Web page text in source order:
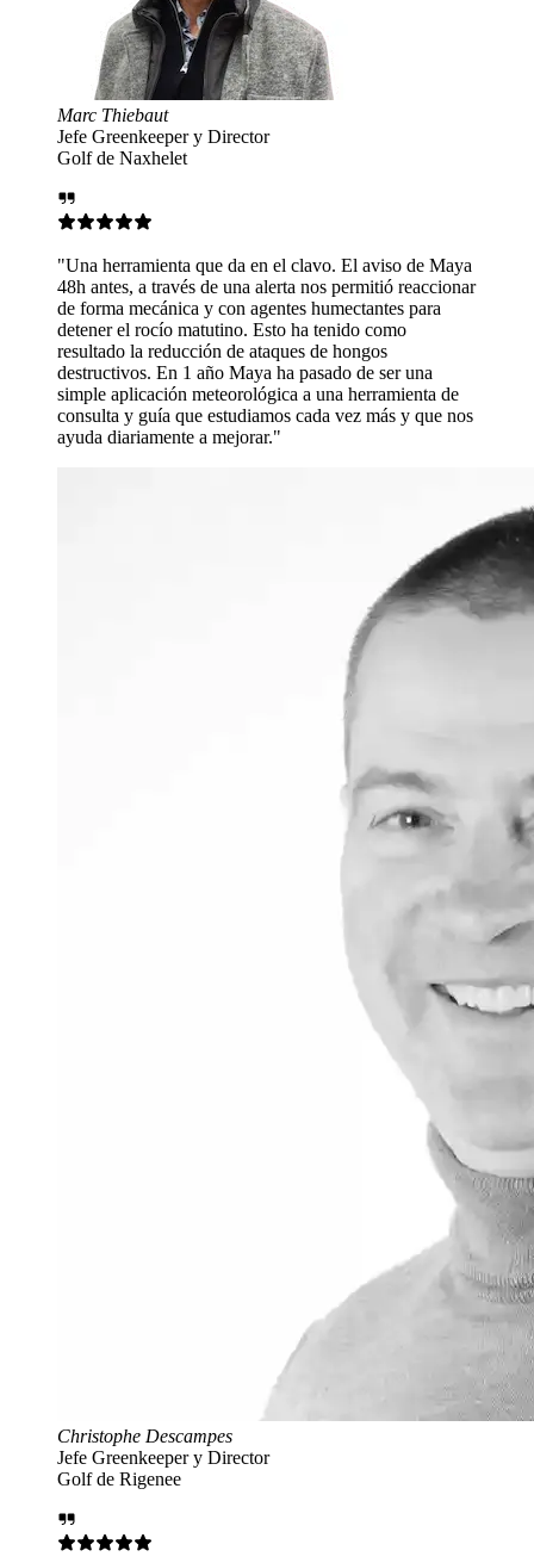
el clavo. El aviso de Maya
nos permitió reaccionar
humectantes para
ha tenido como
de hongos
ha pasado de ser una
a una herramienta de
cada vez más y que nos